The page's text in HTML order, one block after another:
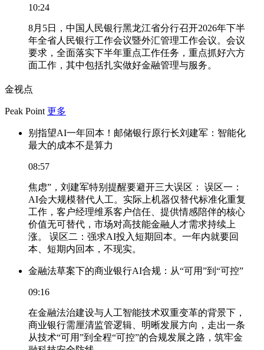
10:24
8月5日，中国人民银行黑龙江省分行召开2026年下半
年全省人民银行工作会议暨外汇管理工作会议。会议
要求，全面落实下半年重点工作任务，重点抓好六方
面工作，其中包括扎实做好金融管理与服务。
金视点
Peak Point 更多
别指望AI一年回本！邮储银行原行长刘建军：智能化
最大的成本不是算力
08:57
焦虑”，刘建军特别提醒要避开三大误区： 误区一：
AI会大规模替代人工。实际上机器仅替代标准化重复
工作，客户经理维系客户信任、提供情感陪伴的核心
价值无可替代，市场对高技能金融人才需求持续上
涨。 误区二：强求AI投入短期回本。一年内就要回
本、短期内回本，不现实。
金融法草案下的商业银行AI合规：从“可用”到“可控”
09:16
在金融法治建设与人工智能技术双重变革的背景下，
商业银行需厘清监管逻辑、明晰发展方向，走出一条
从技术“可用”到全程“可控”的合规发展之路，筑牢金